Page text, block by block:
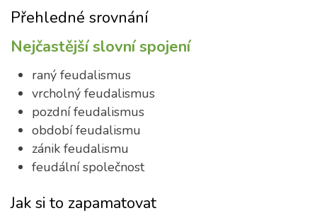
Přehledné srovnání
Nejčastější slovní spojení
raný feudalismus
vrcholný feudalismus
pozdní feudalismus
období feudalismu
zánik feudalismu
feudální společnost
Jak si to zapamatovat